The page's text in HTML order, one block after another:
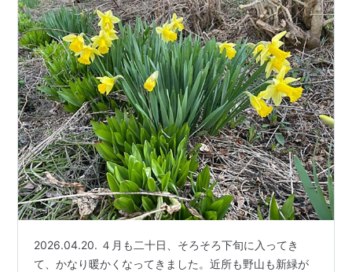
2026.04.20. ４月も二十日、そろそろ下旬に入ってき
て、かなり暖かくなってきました。近所も野山も新緑が